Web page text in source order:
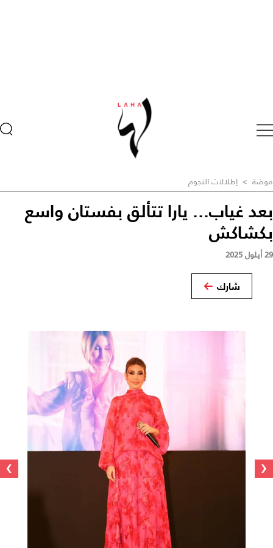
موضة > إطلالات النجوم
بعد غياب... يارا تتألق بفستان واسع
بكشاكش
29 أيلول 2025
شارك
‹
›